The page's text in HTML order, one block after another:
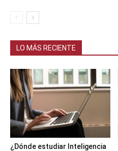
LO MÁS RECIENTE
¿Dónde estudiar Inteligencia